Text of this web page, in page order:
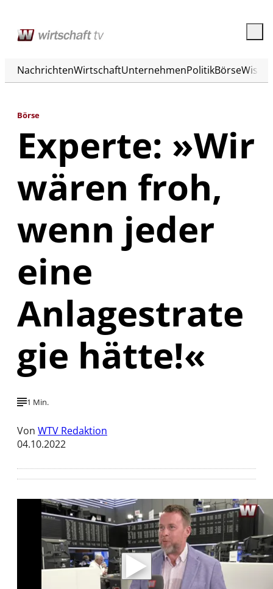
NachrichtenWirtschaftUnternehmenPolitikBörse
Börse
Experte: »Wir
wären froh,
wenn jeder
eine
Anlagestrate
gie hätte!«
1 Min.
Von WTV Redaktion
04.10.2022
Mit der Wiedergabe dieses Videos werden
Daten an Youtube übertragen.
Hinweise dazu erhalten Sie in derDatenschutzerklärung